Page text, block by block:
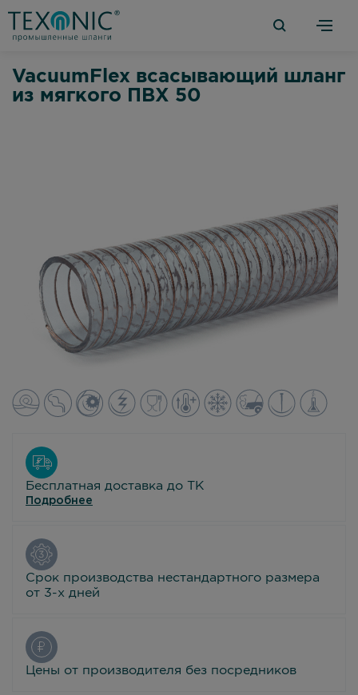
VacuumFlex всасывающий шланг
из мягкого ПВХ 50
Бесплатная доставка до ТК
Подробнее
Срок производства нестандартного размера
от 3-х дней
Цены от производителя без посредников